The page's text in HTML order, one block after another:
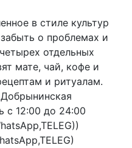
в стиле культур
о проблемах и
отдельных
мате, чай, кофе и
и ритуалам.
с 12:00 до 24:00